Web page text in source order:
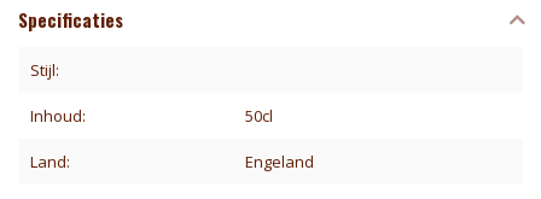
Specificaties
Stijl:
Inhoud: 50cl
Land: Engeland